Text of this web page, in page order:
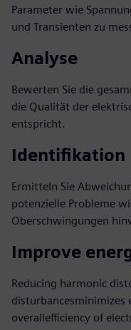
Parameter wie
und Transienten zu
Analyse
Bewerten Sie die
die Qualität der
entspricht.
Identifikation
Ermitteln Sie
potenzielle Probleme
Oberschwingungen
Improve
Reducing harmonic
disturbancesminimizes
overallefficiency of